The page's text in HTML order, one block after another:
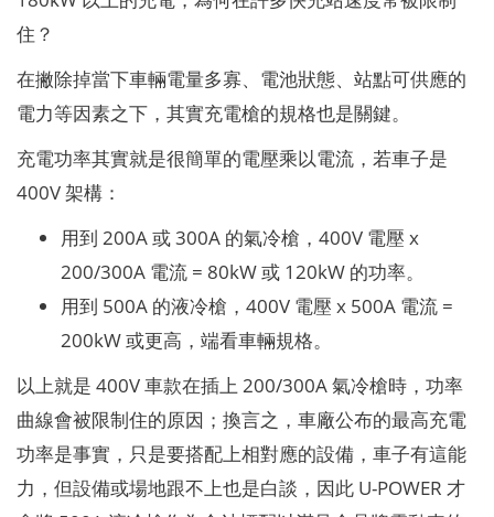
住？
在撇除掉當下車輛電量多寡、電池狀態、站點可供應的
電力等因素之下，其實充電槍的規格也是關鍵。
充電功率其實就是很簡單的電壓乘以電流，若車子是
400V 架構：
用到 200A 或 300A 的氣冷槍，400V 電壓 x
200/300A 電流 = 80kW 或 120kW 的功率。
用到 500A 的液冷槍，400V 電壓 x 500A 電流 =
200kW 或更高，端看車輛規格。
以上就是 400V 車款在插上 200/300A 氣冷槍時，功率
曲線會被限制住的原因；換言之，車廠公布的最高充電
功率是事實，只是要搭配上相對應的設備，車子有這能
力，但設備或場地跟不上也是白談，因此 U-POWER 才